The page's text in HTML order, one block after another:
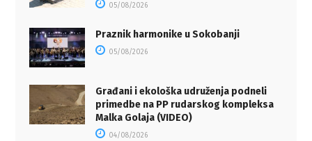
05/08/2026
Praznik harmonike u Sokobanji
05/08/2026
Građani i ekološka udruženja podneli
primedbe na PP rudarskog kompleksa
Malka Golaja (VIDEO)
04/08/2026